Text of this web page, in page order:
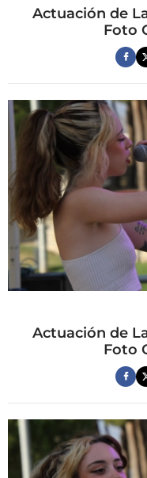
Actuación de
Foto
Actuación de
Foto